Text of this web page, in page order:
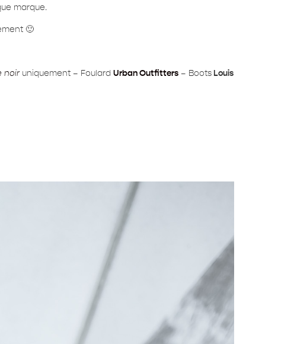
marque.
🙂
noiruniquement – Foulard Urban Outfitters– BootsLouis